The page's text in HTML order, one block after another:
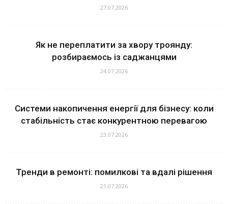
27.07.2026
Як не переплатити за хвору троянду:
розбираємось із саджанцями
24.07.2026
Системи накопичення енергії для бізнесу: коли
стабільність стає конкурентною перевагою
23.07.2026
Тренди в ремонті: помилкові та вдалі рішення
21.07.2026